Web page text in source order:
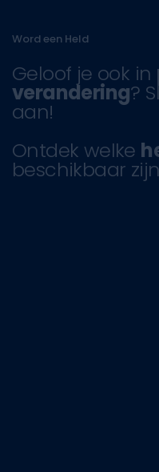
Word een Held
Geloof je ook in
verandering?
aan!
Ontdek welke
beschikbaar